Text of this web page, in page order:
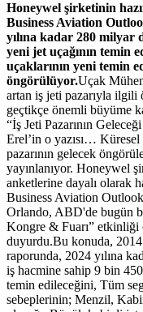
Honeywel şirketinin
Business Aviation
yılına kadar 280 milyar
yeni jet uçağının temin
uçaklarının yeni temin
öngörülüyor.Uçak
artan iş jeti pazarıyla ilgili
geçtikçe önemli büyüme
“İş Jeti Pazarının
Erel’in o yazısı… Küresel
pazarının gelecek
yayınlanıyor. Honeywel
anketlerine dayalı olarak
Business Aviation
Orlando, ABD'de bugün
Kongre & Fuarı” etkinliği
duyurdu.Bu konuda,
raporunda, 2024 yılına
iş hacmine sahip 9 bin
temin edileceğini, Tüm
sebeplerinin; Menzil,